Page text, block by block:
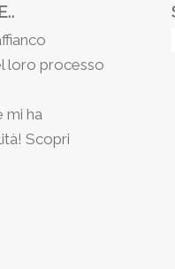
loro processo
mi ha
Scopri